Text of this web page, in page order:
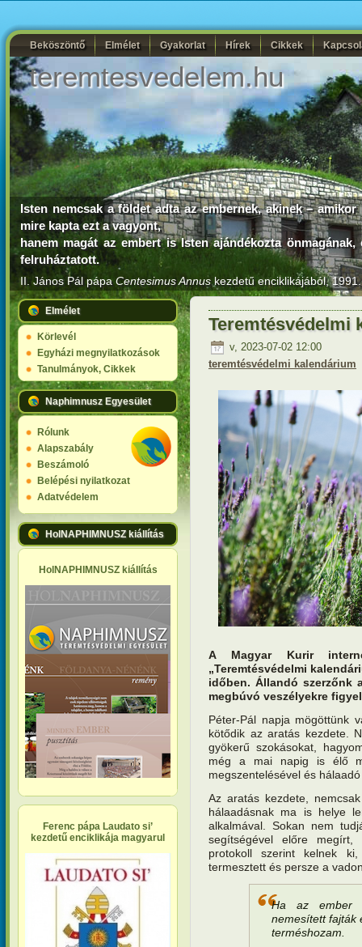
Beköszöntő Elmélet Gyakorlat Hírek Cikkek
teremtesvedelem.hu
Isten nemcsak a földet adta az embernek, akinek –
mire kapta ezt a vagyont,
hanem magát az embert is Isten ajándékozta
felruháztatott.
II. János Pál pápaCentesimus Annus kezdetű enciklikájából,
Elmélet
Körlevél
Egyházi megnyilatkozások
Tanulmányok, Cikkek
Naphimnusz Egyesület
Rólunk
Alapszabály
Beszámoló
Belépési nyilatkozat
Adatvédelem
HolNAPHIMNUSZ kiállítás
HolNAPHIMNUSZ kiállítás
Ferenc pápa Laudato si’
kezdetű enciklikája magyarul
Teremtésvédelmi
v, 2023-07-02 12:00
teremtésvédelmi kalendárium
A Magyar Kurir
„Teremtésvédelmi
időben. Állandó szerzőnk
megbúvó veszélyekre
Péter-Pál napja mögöttünk
kötődik az aratás kezdete.
gyökerű szokásokat,
még a mai napig is élő
megszentelésével és
Az aratás kezdete,
hálaadásnak ma is helye
alkalmával. Sokan nem
segítségével előre
protokoll szerint kelnek
termesztett és persze a
Ha az ember
nemesített fajták
terméshozam.